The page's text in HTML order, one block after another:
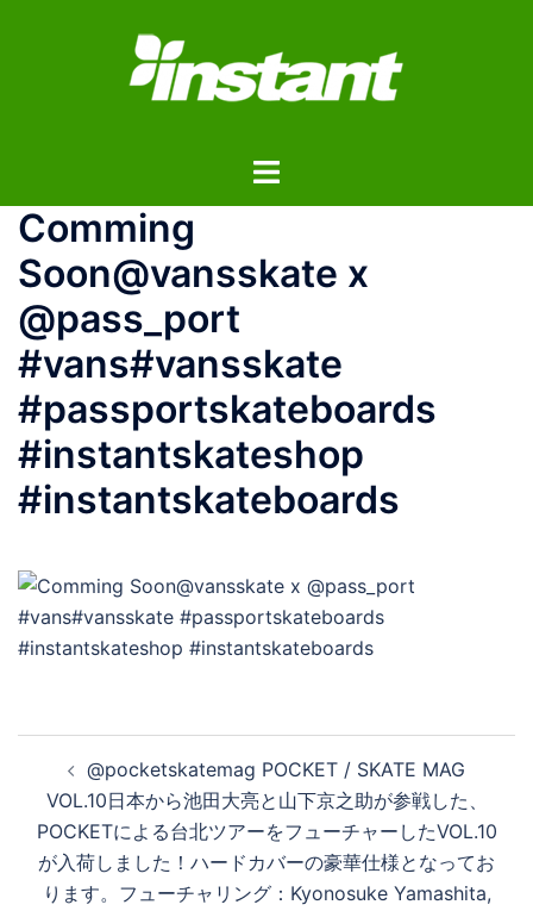
ス
ト
メ
ニ
ー
Comming
Soon@vansskate x
@pass_port
#vans#vansskate
#passportskateboards
#instantskateshop
#instantskateboards
ナ
ビ
ゲ
@pocketskatemag POCKET / SKATE MAG
VOL.10日本から池田大亮と山下京之助が参戦した、
POCKETによる台北ツアーをフューチャーしたVOL.10
が入荷しました！ハードカバーの豪華仕様となってお
ります。フューチャリング：Kyonosuke Yamashita,